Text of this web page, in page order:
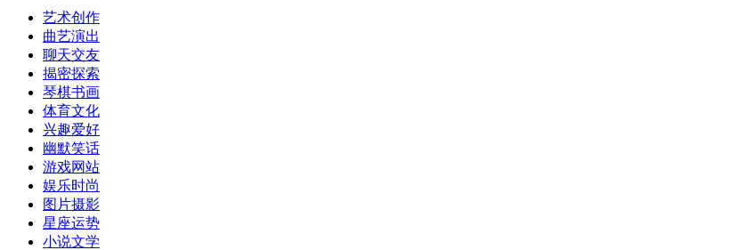
艺术创作
曲艺演出
聊天交友
揭密探索
琴棋书画
体育文化
兴趣爱好
幽默笑话
游戏网站
娱乐时尚
图片摄影
星座运势
小说文学